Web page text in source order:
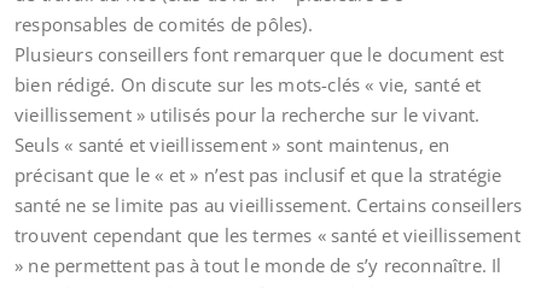
responsables de comités de pôles).
Plusieurs conseillers font remarquer que le document est
bien rédigé. On discute sur les mots-clés « vie, santé et
vieillissement » utilisés pour la recherche sur le vivant.
Seuls « santé et vieillissement » sont maintenus, en
précisant que le « et » n’est pas inclusif et que la stratégie
santé ne se limite pas au vieillissement. Certains conseillers
trouvent cependant que les termes « santé et vieillissement
» ne permettent pas à tout le monde de s’y reconnaître. Il